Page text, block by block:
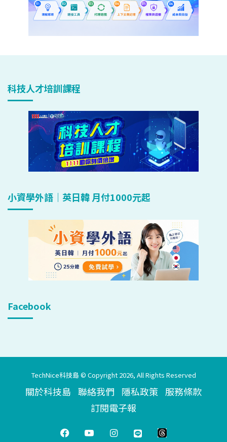
科技人才培訓課程
小資學外語｜英日韓 月付1000元起
Facebook
TechNice科技島 © Copyright 2026, All Rights Reserved
關於科技島 聯絡我們 隱私政策 服務條款
訂閱電子報